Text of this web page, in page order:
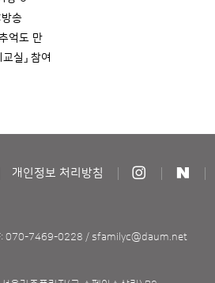
송
억도 만
실」 참여
개인정보 처리방침
070-7469-0228 / sfamilyc@daum.net